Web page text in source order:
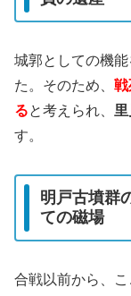
城郭としての機
た。そのため、 戦
ると考えられ、
す。
明戸古墳群
ての磁場
合戦以前から、こ